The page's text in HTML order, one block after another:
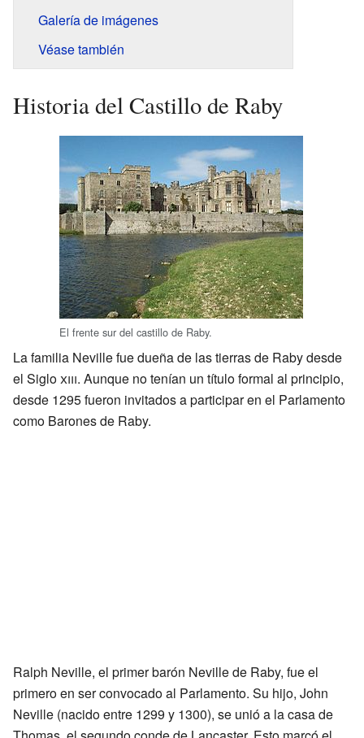
Galería de imágenes
Véase también
Historia del Castillo de Raby
El frente sur del castillo de Raby.
La familia Neville fue dueña de las tierras de Raby desde
el Sigloxiii. Aunque no tenían un título formal al principio,
desde 1295 fueron invitados a participar en el Parlamento
como Barones de Raby.
Ralph Neville, el primer barón Neville de Raby, fue el
primero en ser convocado al Parlamento. Su hijo, John
Neville (nacido entre 1299 y 1300), se unió a la casa de